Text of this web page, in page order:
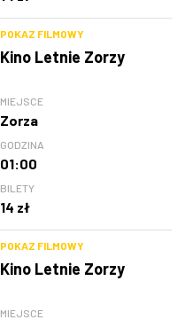
POKAZ FILMOWY
Kino Letnie Zorzy
MIEJSCE
Zorza
GODZINA
01:00
BILETY
14 zł
POKAZ FILMOWY
Kino Letnie Zorzy
MIEJSCE